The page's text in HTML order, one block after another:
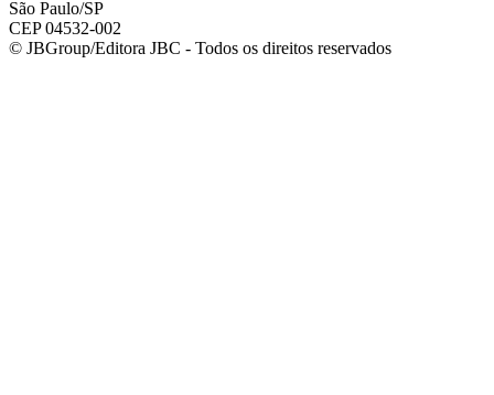
São Paulo/SP
CEP 04532-002
© JBGroup/Editora JBC - Todos os direitos reservados